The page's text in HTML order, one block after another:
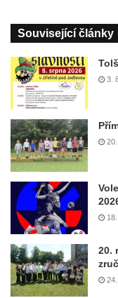
Související články
3.
20.